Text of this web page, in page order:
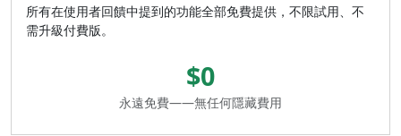
所有在使用者回饋中提到的功能全部免費提供，不限試用、不
需升級付費版。
$0
永遠免費——無任何隱藏費用